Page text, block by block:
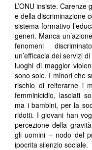
L’ONU insiste.
e della discriminazione
sistema formativo
generi. Manca
fenomeni
un’efficacia dei servizi
luoghi di maggior
sono sole. I minori che
rischio di reiterarne i
femminicidio, lasciati
ma i bambini, per la
ridotti. I giovani han
percezione della
gli uomini – nodo del
ipocrita silenzio sociale.